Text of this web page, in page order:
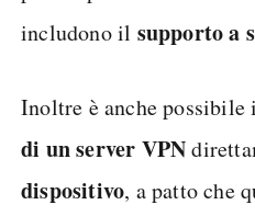
includono il supporto a
Inoltre è anche possibile
di un server VPN
dispositivo, a patto che